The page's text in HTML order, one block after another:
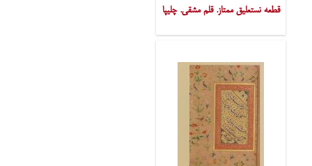
قطعه نستعلیق ممتاز. قلم مشقی. چلیپا